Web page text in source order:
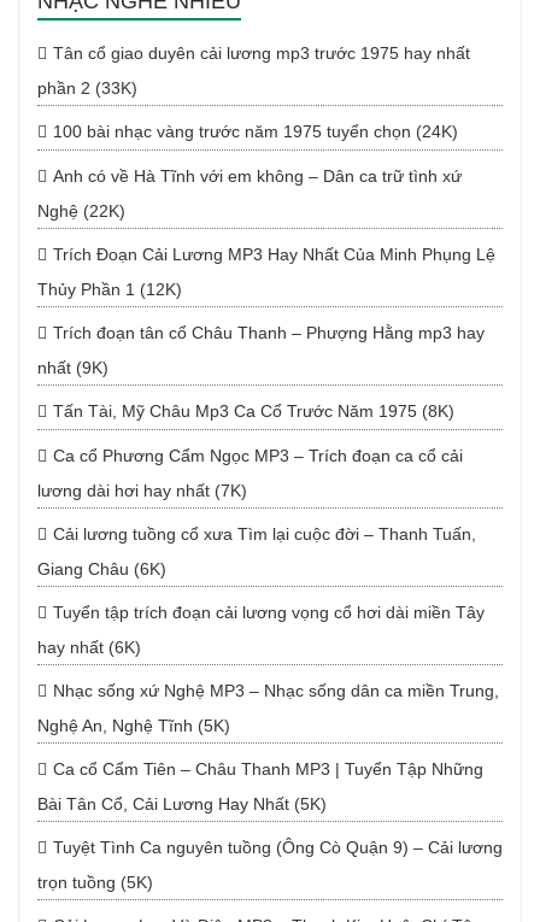
Tân cổ giao duyên cải lương mp3 trước 1975 hay nhất
phần 2 (33K)
100 bài nhạc vàng trước năm 1975 tuyển chọn (24K)
Anh có về Hà Tĩnh với em không – Dân ca trữ tình xứ
Nghệ (22K)
Trích Đoạn Cải Lương MP3 Hay Nhất Của Minh Phụng Lệ
Thủy Phần 1 (12K)
Trích đoạn tân cổ Châu Thanh – Phượng Hằng mp3 hay
nhất (9K)
Tấn Tài, Mỹ Châu Mp3 Ca Cổ Trước Năm 1975 (8K)
Ca cổ Phương Cẩm Ngọc MP3 – Trích đoạn ca cổ cải
lương dài hơi hay nhất (7K)
Cải lương tuồng cổ xưa Tìm lại cuộc đời – Thanh Tuấn,
Giang Châu (6K)
Tuyển tập trích đoạn cải lương vọng cổ hơi dài miền Tây
hay nhất (6K)
Nhạc sống xứ Nghệ MP3 – Nhạc sống dân ca miền Trung,
Nghệ An, Nghệ Tĩnh (5K)
Ca cổ Cẩm Tiên – Châu Thanh MP3 | Tuyển Tập Những
Bài Tân Cổ, Cải Lương Hay Nhất (5K)
Tuyệt Tình Ca nguyên tuồng (Ông Cò Quận 9) – Cải lương
trọn tuồng (5K)